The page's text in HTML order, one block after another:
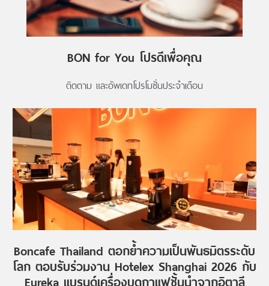
BON for You โปรดีเพื่อคุณ
ติดตาม และอัพเดทโปรโมชั่นประจำเดือน
Boncafe Thailand ตอกย้ำความเป็นพันธมิตรระดับ
โลก ตอบรับร่วมงาน Hotelex Shanghai 2026 กับ
Eureka แบรนด์เครื่องบดกาแฟชั้นนำจากอิตาลี